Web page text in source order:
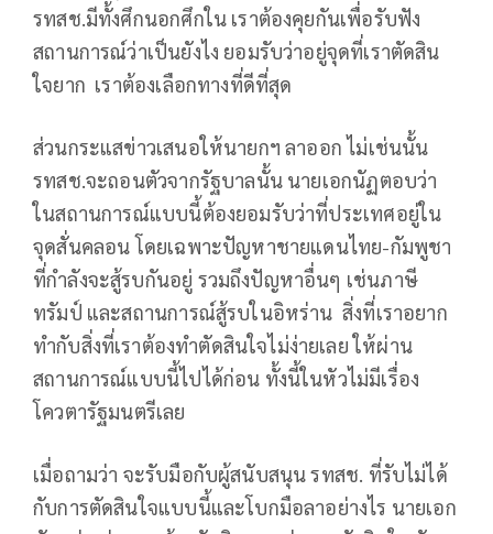
รทสช.มีทั้งศึกนอกศึกใน เราต้องคุยกันเพื่อรับฟัง
สถานการณ์ว่าเป็นยังไง ยอมรับว่าอยู่จุดที่เราตัดสิน
ใจยาก เราต้องเลือกทางที่ดีที่สุด
ส่วนกระแสข่าวเสนอให้นายกฯ ลาออก ไม่เช่นนั้น
รทสช.จะถอนตัวจากรัฐบาลนั้น นายเอกนัฏตอบว่า
ในสถานการณ์แบบนี้ต้องยอมรับว่าที่ประเทศอยู่ใน
จุดสั่นคลอน โดยเฉพาะปัญหาชายแดนไทย-กัมพูชา
ที่กำลังจะสู้รบกันอยู่ รวมถึงปัญหาอื่นๆ เช่นภาษี
ทรัมป์ และสถานการณ์สู้รบในอิหร่าน สิ่งที่เราอยาก
ทำกับสิ่งที่เราต้องทำตัดสินใจไม่ง่ายเลย ให้ผ่าน
สถานการณ์แบบนี้ไปได้ก่อน ทั้งนี้ในหัวไม่มีเรื่อง
โควตารัฐมนตรีเลย
เมื่อถามว่า จะรับมือกับผู้สนับสนุน รทสช. ที่รับไม่ได้
กับการตัดสินใจแบบนี้และโบกมือลาอย่างไร นายเอก